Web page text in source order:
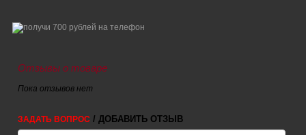
Отзывы о товаре
Пока отзывов нет
ЗАДАТЬ ВОПРОС / ДОБАВИТЬ ОТЗЫВ